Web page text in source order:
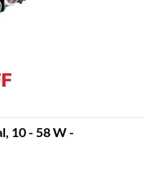
10 - 58 W -